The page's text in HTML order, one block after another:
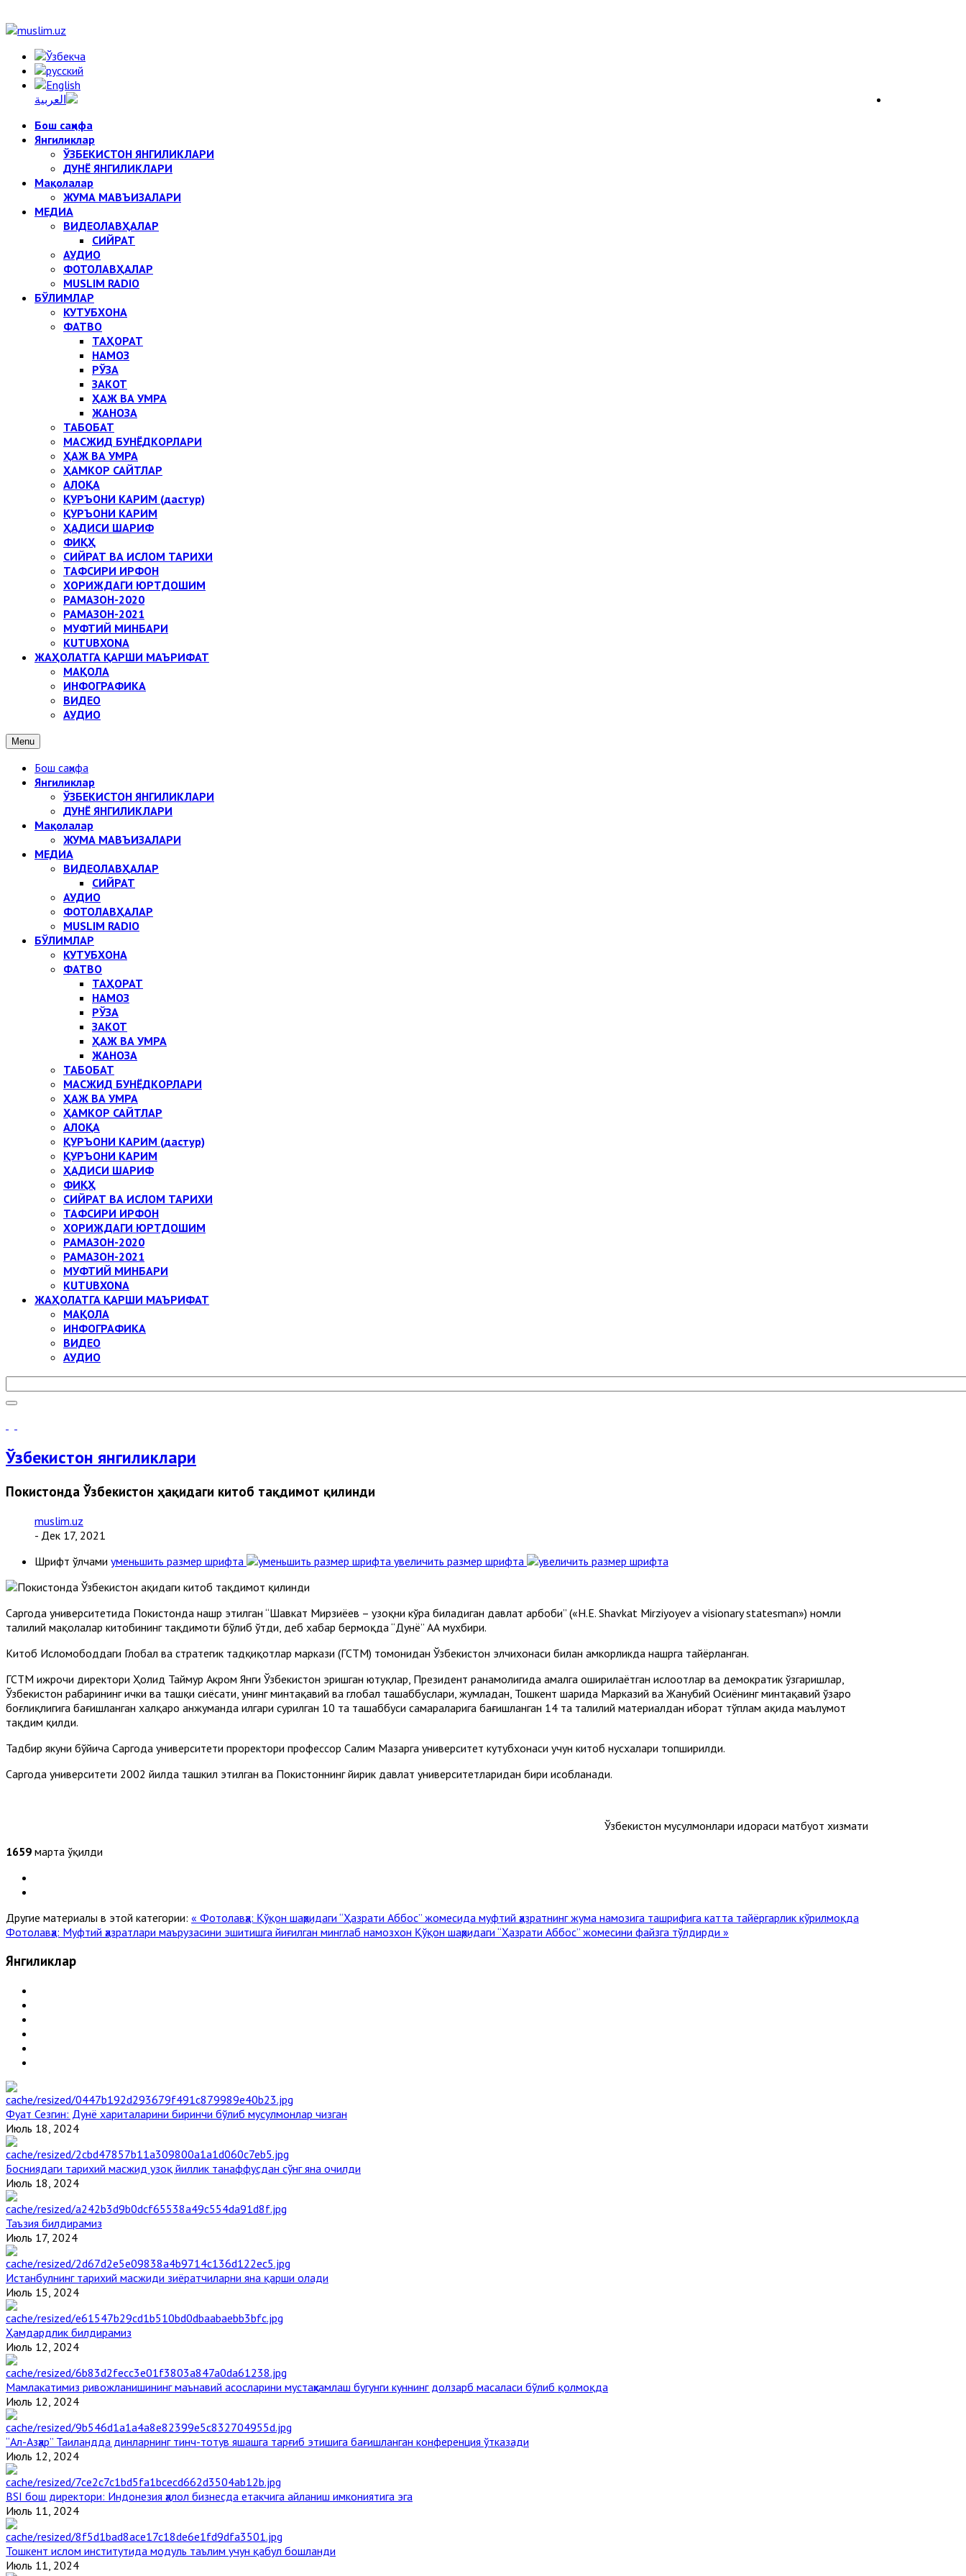
Бош саҳифа
Янгиликлар
ЎЗБЕКИСТОН ЯНГИЛИКЛАРИ
ДУНЁ ЯНГИЛИКЛАРИ
Мақолалар
ЖУМА МАВЪИЗАЛАРИ
МЕДИА
ВИДЕОЛАВҲАЛАР
СИЙРАТ
АУДИО
ФОТОЛАВҲАЛАР
MUSLIM RADIO
БЎЛИМЛАР
КУТУБХОНА
ФАТВО
ТАҲОРАТ
НАМОЗ
РЎЗА
ЗАКОТ
ҲАЖ ВА УМРА
ЖАНОЗА
ТАБОБАТ
МАСЖИД БУНЁДКОРЛАРИ
ҲАЖ ВА УМРА
ҲАМКОР САЙТЛАР
АЛОҚА
ҚУРЪОНИ КАРИМ (дастур)
ҚУРЪОНИ КАРИМ
ҲАДИСИ ШАРИФ
ФИҚҲ
СИЙРАТ ВА ИСЛОМ ТАРИХИ
ТАФСИРИ ИРФОН
ХОРИЖДАГИ ЮРТДОШИМ
РАМАЗОН-2020
РАМАЗОН-2021
МУФТИЙ МИНБАРИ
KUTUBXONA
ЖАҲОЛАТГА ҚАРШИ МАЪРИФАТ
МАҚОЛА
ИНФОГРАФИКА
ВИДЕО
АУДИО
Menu
Бош саҳифа
Янгиликлар
ЎЗБЕКИСТОН ЯНГИЛИКЛАРИ
ДУНЁ ЯНГИЛИКЛАРИ
Мақолалар
ЖУМА МАВЪИЗАЛАРИ
МЕДИА
ВИДЕОЛАВҲАЛАР
СИЙРАТ
АУДИО
ФОТОЛАВҲАЛАР
MUSLIM RADIO
БЎЛИМЛАР
КУТУБХОНА
ФАТВО
ТАҲОРАТ
НАМОЗ
РЎЗА
ЗАКОТ
ҲАЖ ВА УМРА
ЖАНОЗА
ТАБОБАТ
МАСЖИД БУНЁДКОРЛАРИ
ҲАЖ ВА УМРА
ҲАМКОР САЙТЛАР
АЛОҚА
ҚУРЪОНИ КАРИМ (дастур)
ҚУРЪОНИ КАРИМ
ҲАДИСИ ШАРИФ
ФИҚҲ
СИЙРАТ ВА ИСЛОМ ТАРИХИ
ТАФСИРИ ИРФОН
ХОРИЖДАГИ ЮРТДОШИМ
РАМАЗОН-2020
РАМАЗОН-2021
МУФТИЙ МИНБАРИ
KUTUBXONA
ЖАҲОЛАТГА ҚАРШИ МАЪРИФАТ
МАҚОЛА
ИНФОГРАФИКА
ВИДЕО
АУДИО
Ўзбекистон янгиликлари
Покистонда Ўзбекистон ҳақидаги китоб тақдимот қилинди
muslim.uz
- Дек 17, 2021
Шрифт ўлчами уменьшить размер шрифта увеличить размер шрифта
Саргодҳа университетида Покистонда нашр этилган “Шавкат Мирзиёев – узоқни кўра биладиган давлат арбоби” («H.E. Shavkat Mirziyoyev a visionary statesman») номли
таҳлилий мақолалар китобининг тақдимоти бўлиб ўтди, деб хабар бермоқда “Дунё” АА мухбири.
Китоб Исломободдаги Глобал ва стратегик тадқиқотлар маркази (ГСТМ) томонидан Ўзбекистон элчихонаси билан ҳамкорликда нашрга тайёрланган.
ГСТМ ижрочи директори Ҳолид Таймур Акром Янги Ўзбекистон эришган ютуқлар, Президент раҳнамолигида амалга оширилаётган ислоҳотлар ва демократик ўзгаришлар,
Ўзбекистон раҳбарининг ички ва ташқи сиёсати, унинг минтақавий ва глобал ташаббуслари, жумладан, Тошкент шаҳрида Марказий ва Жанубий Осиёнинг минтақавий ўзаро
боғлиқлигига бағишланган халқаро анжуманда илгари сурилган 10 та ташаббуси самараларига бағишланган 14 та таҳлилий материалдан иборат тўплам ҳақида маълумот
тақдим қилди.
Тадбир якуни бўйича Саргодҳа университети проректори профессор Салим Мазҳарга университет кутубхонаси учун китоб нусхалари топширилди.
Саргодҳа университети 2002 йилда ташкил этилган ва Покистоннинг йирик давлат университетларидан бири ҳисобланади.
Ўзбекистон мусулмонлари идораси матбуот хизмати
1659 марта ўқилди
Другие материалы в этой категории: « Фотолавҳа: Қўқон шаҳридаги “Ҳазрати Аббос” жомесида муфтий ҳазратнинг жума намозига ташрифига катта тайёргарлик кўрилмоқда
Фотолавҳа: Муфтий ҳазратлари маърузасини эшитишга йиғилган минглаб намозхон Қўқон шаҳридаги “Ҳазрати Аббос” жомесини файзга тўлдирди »
Янгиликлар
Фуат Сезгин: Дунё хариталарини биринчи бўлиб мусулмонлар чизган
Июль 18, 2024
Босниядаги тарихий масжид узоқ йиллик танаффусдан сўнг яна очилди
Июль 18, 2024
Таъзия билдирамиз
Июль 17, 2024
Истанбулнинг тарихий масжиди зиёратчиларни яна қарши олади
Июль 15, 2024
Ҳамдардлик билдирамиз
Июль 12, 2024
Мамлакатимиз ривожланишининг маънавий асосларини мустаҳкамлаш бугунги куннинг долзарб масаласи бўлиб қолмоқда
Июль 12, 2024
“Ал-Азҳар” Таиландда динларнинг тинч-тотув яшашга тарғиб этишига бағишланган конференция ўтказади
Июль 12, 2024
BSI бош директори: Индонезия ҳалол бизнесда етакчига айланиш имкониятига эга
Июль 11, 2024
Тошкент ислом институтида модуль таълим учун қабул бошланди
Июль 11, 2024